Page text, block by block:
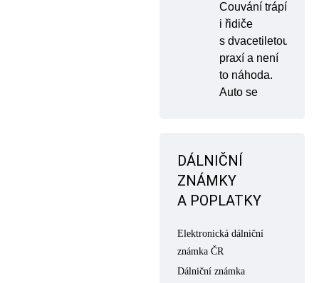
Couvání trápí
i řidiče
s dvacetiletou
praxí a není
to náhoda.
Auto se
DÁLNIČNÍ
ZNÁMKY
A POPLATKY
Elektronická dálniční
známka ČR
Dálniční známka